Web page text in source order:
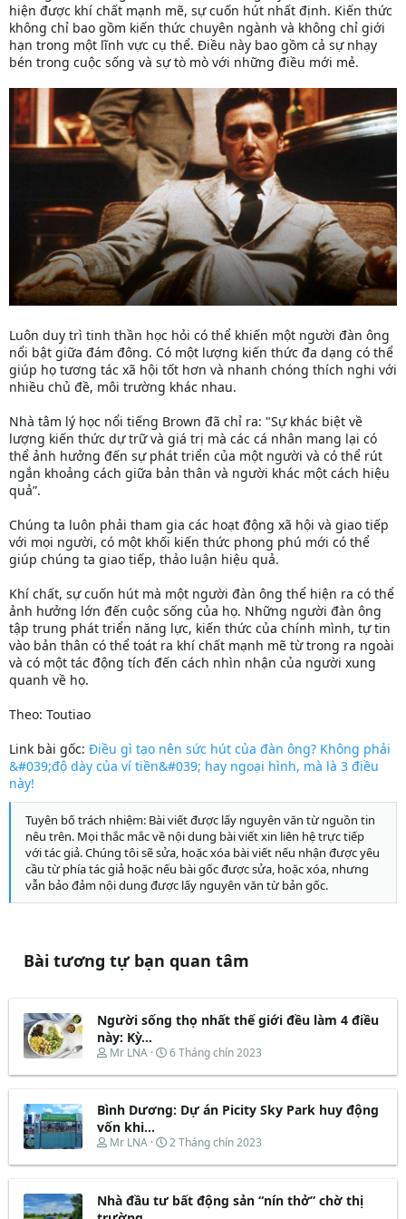
hiện được khí chất mạnh mẽ, sự cuốn hút nhất định. Kiến thức
không chỉ bao gồm kiến thức chuyên ngành và không chỉ giới
hạn trong một lĩnh vực cụ thể. Điều này bao gồm cả sự nhạy
bén trong cuộc sống và sự tò mò với những điều mới mẻ.
Luôn duy trì tinh thần học hỏi có thể khiến một người đàn ông
nổi bật giữa đám đông. Có một lượng kiến thức đa dạng có thể
giúp họ tương tác xã hội tốt hơn và nhanh chóng thích nghi với
nhiều chủ đề, môi trường khác nhau.
Nhà tâm lý học nổi tiếng Brown đã chỉ ra: "Sự khác biệt về
lượng kiến thức dự trữ và giá trị mà các cá nhân mang lại có
thể ảnh hưởng đến sự phát triển của một người và có thể rút
ngắn khoảng cách giữa bản thân và người khác một cách hiệu
quả”.
Chúng ta luôn phải tham gia các hoạt động xã hội và giao tiếp
với mọi người, có một khối kiến thức phong phú mới có thể
giúp chúng ta giao tiếp, thảo luận hiệu quả.
Khí chất, sự cuốn hút mà một người đàn ông thể hiện ra có thể
ảnh hưởng lớn đến cuộc sống của họ. Những người đàn ông
tập trung phát triển năng lực, kiến thức của chính mình, tự tin
vào bản thân có thể toát ra khí chất mạnh mẽ từ trong ra ngoài
và có một tác động tích đến cách nhìn nhận của người xung
quanh về họ.
Theo: Toutiao
Link bài gốc: Điều gì tạo nên sức hút của đàn ông? Không phải
&#039;độ dày của ví tiền&#039; hay ngoại hình, mà là 3 điều
này!
Tuyên bố trách nhiệm: Bài viết được lấy nguyên văn từ nguồn tin
nêu trên. Mọi thắc mắc về nội dung bài viết xin liên hệ trực tiếp
với tác giả. Chúng tôi sẽ sửa, hoặc xóa bài viết nếu nhận được yêu
cầu từ phía tác giả hoặc nếu bài gốc được sửa, hoặc xóa, nhưng
vẫn bảo đảm nội dung được lấy nguyên văn từ bản gốc.
Bài tương tự bạn quan tâm
Người sống thọ nhất thế giới đều làm 4 điều
này: Kỳ...
T
r
a
d
s
a
t
Mr LNA
N
à
b
t
ầ
6 Tháng chín 2023
Bình Dương: Dự án Picity Sky Park huy động
vốn khi...
T
r
a
d
Mr LNA
N
à
b
2 Tháng chín 2023
Nhà đầu tư bất động sản “nín thở” chờ thị